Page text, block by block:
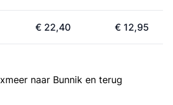
€ 22,40 € 12,95
naar Bunnik en terug